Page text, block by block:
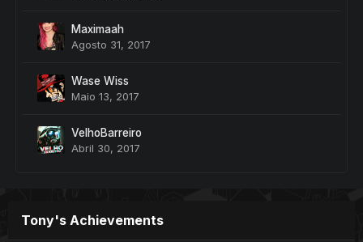
Maximaah
Agosto 31, 2017
Wase Wiss
Maio 13, 2017
VelhoBarreiro
Abril 30, 2017
Tony's Achievements